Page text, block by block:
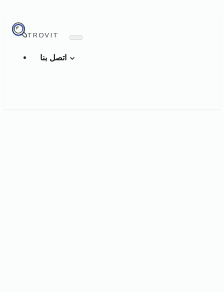
TROVIT